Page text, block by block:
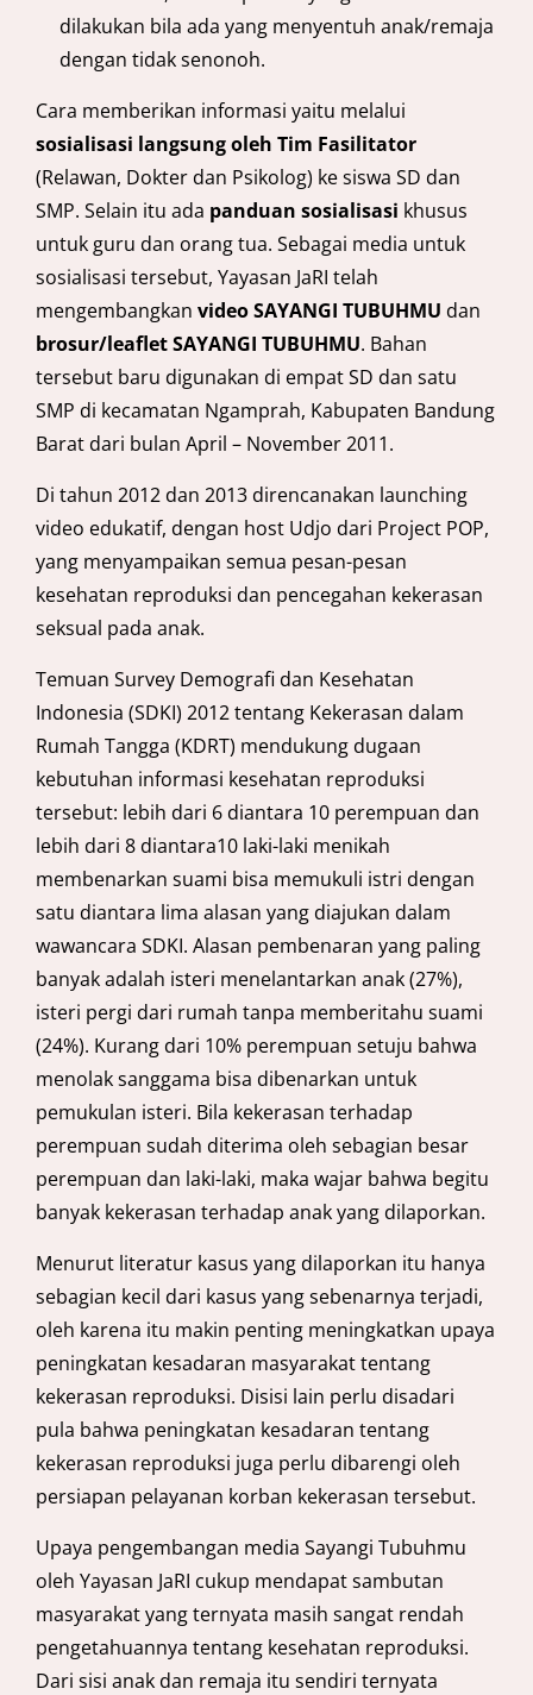
dilakukan bila ada yang menyentuh anak/remaja
dengan tidak senonoh.
Cara memberikan informasi yaitu melalui
sosialisasi langsung oleh Tim Fasilitator
(Relawan, Dokter dan Psikolog) ke siswa SD dan
SMP. Selain itu ada panduan sosialisasi khusus
untuk guru dan orang tua. Sebagai media untuk
sosialisasi tersebut, Yayasan JaRI telah
mengembangkan video SAYANGI TUBUHMU dan
brosur/leaflet SAYANGI TUBUHMU. Bahan
tersebut baru digunakan di empat SD dan satu
SMP di kecamatan Ngamprah, Kabupaten Bandung
Barat dari bulan April – November 2011.
Di tahun 2012 dan 2013 direncanakan launching
video edukatif, dengan host Udjo dari Project POP,
yang menyampaikan semua pesan-pesan
kesehatan reproduksi dan pencegahan kekerasan
seksual pada anak.
Temuan Survey Demografi dan Kesehatan
Indonesia (SDKI) 2012 tentang Kekerasan dalam
Rumah Tangga (KDRT) mendukung dugaan
kebutuhan informasi kesehatan reproduksi
tersebut: lebih dari 6 diantara 10 perempuan dan
lebih dari 8 diantara10 laki-laki menikah
membenarkan suami bisa memukuli istri dengan
satu diantara lima alasan yang diajukan dalam
wawancara SDKI. Alasan pembenaran yang paling
banyak adalah isteri menelantarkan anak (27%),
isteri pergi dari rumah tanpa memberitahu suami
(24%). Kurang dari 10% perempuan setuju bahwa
menolak sanggama bisa dibenarkan untuk
pemukulan isteri. Bila kekerasan terhadap
perempuan sudah diterima oleh sebagian besar
perempuan dan laki-laki, maka wajar bahwa begitu
banyak kekerasan terhadap anak yang dilaporkan.
Menurut literatur kasus yang dilaporkan itu hanya
sebagian kecil dari kasus yang sebenarnya terjadi,
oleh karena itu makin penting meningkatkan upaya
peningkatan kesadaran masyarakat tentang
kekerasan reproduksi. Disisi lain perlu disadari
pula bahwa peningkatan kesadaran tentang
kekerasan reproduksi juga perlu dibarengi oleh
persiapan pelayanan korban kekerasan tersebut.
Upaya pengembangan media Sayangi Tubuhmu
oleh Yayasan JaRI cukup mendapat sambutan
masyarakat yang ternyata masih sangat rendah
pengetahuannya tentang kesehatan reproduksi.
Dari sisi anak dan remaja itu sendiri ternyata